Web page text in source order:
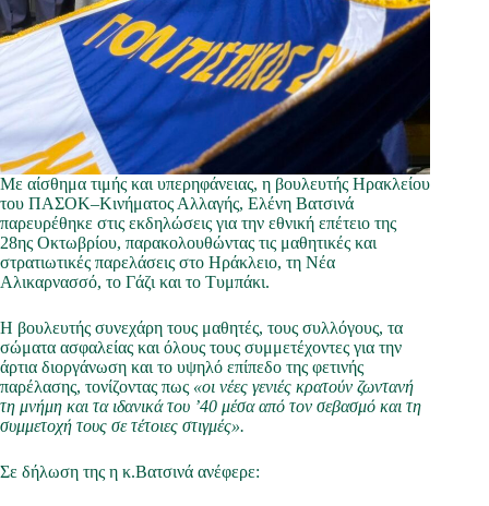
Με αίσθημα τιμής και υπερηφάνειας, η βουλευτής Ηρακλείου
του ΠΑΣΟΚ–Κινήματος Αλλαγής, Ελένη Βατσινά
παρευρέθηκε στις εκδηλώσεις για την εθνική επέτειο της
28ης Οκτωβρίου, παρακολουθώντας τις μαθητικές και
στρατιωτικές παρελάσεις στο Ηράκλειο, τη Νέα
Αλικαρνασσό, το Γάζι και το Τυμπάκι.
Η βουλευτής συνεχάρη τους μαθητές, τους συλλόγους, τα
σώματα ασφαλείας και όλους τους συμμετέχοντες για την
άρτια διοργάνωση και το υψηλό επίπεδο της φετινής
παρέλασης, τονίζοντας πως «οι νέες γενιές κρατούν ζωντανή
τη μνήμη και τα ιδανικά του ’40 μέσα από τον σεβασμό και τη
συμμετοχή τους σε τέτοιες στιγμές».
Σε δήλωση της η κ.Βατσινά ανέφερε: